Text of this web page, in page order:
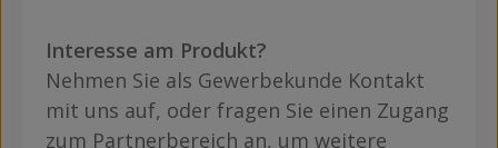
Interesse am Produkt?
Nehmen Sie als Gewerbekunde Kontakt
mit uns auf, oder fragen Sie einen Zugang
zum Partnerbereich an, um weitere